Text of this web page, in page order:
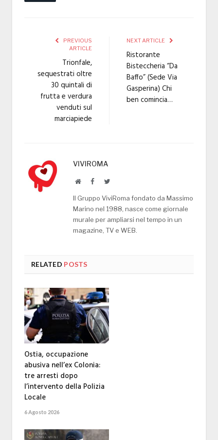
PREVIOUS
ARTICLE
Trionfale,
sequestrati oltre
30 quintali di
frutta e verdura
venduti sul
marciapiede
NEXT ARTICLE
Ristorante
Bisteccheria “Da
Baffo” (Sede Via
Gasperina) Chi
ben comincia…
VIVIROMA
WebsiteFacebookTwitter
Il Gruppo ViviRoma fondato da Massimo
Marino nel 1988, nasce come giornale
murale per ampliarsi nel tempo in un
magazine, TV e WEB.
RELATED POSTS
Ostia, occupazione
abusiva nell’ex Colonia:
tre arresti dopo
l’intervento della Polizia
Locale
6 Agosto 2026